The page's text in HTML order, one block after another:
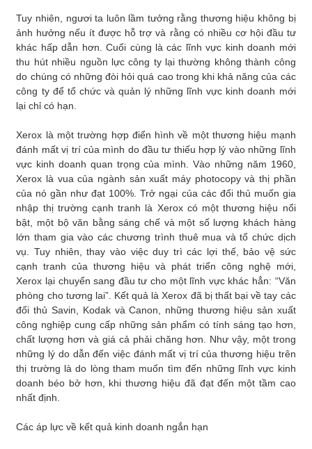
Tuy nhiên, ngươi ta luôn lầm tưởng rằng thương hiệu không bị
ảnh hưởng nếu ít được hỗ trợ và rằng có nhiều cơ hội đầu tư
khác hấp dẫn hơn. Cuối cùng là các lĩnh vực kinh doanh mới
thu hút nhiều nguồn lực công ty lại thường không thành công
do chúng có những đòi hỏi quá cao trong khi khả năng của các
công ty để tổ chức và quản lý những lĩnh vực kinh doanh mới
lại chỉ có hạn.
Xerox là một trường hợp điển hình về một thương hiệu mạnh
đánh mất vị trí của mình do đầu tư thiếu hợp lý vào những lĩnh
vực kinh doanh quan trọng của mình. Vào những năm 1960,
Xerox là vua của ngành sản xuất máy photocopy và thị phần
của nó gần như đạt 100%. Trở ngại của các đối thủ muốn gia
nhập thị trường cạnh tranh là Xerox có một thương hiệu nổi
bật, một bộ văn bằng sáng chế và một số lượng khách hàng
lớn tham gia vào các chương trình thuê mua và tổ chức dịch
vụ. Tuy nhiên, thay vào việc duy trì các lợi thế, bảo vệ sức
cạnh tranh của thương hiệu và phát triển công nghệ mới,
Xerox lại chuyển sang đầu tư cho một lĩnh vực khác hẳn: “Văn
phòng cho tương lai”. Kết quả là Xerox đã bị thất bại về tay các
đối thủ Savin, Kodak và Canon, những thương hiệu sản xuất
công nghiệp cung cấp những sản phẩm có tính sáng tạo hơn,
chất lượng hơn và giá cả phải chăng hơn. Như vậy, một trong
những lý do dẫn đến việc đánh mất vị trí của thương hiệu trên
thị trường là do lòng tham muốn tìm đến những lĩnh vực kinh
doanh béo bở hơn, khi thương hiệu đã đạt đến một tầm cao
nhất định.
Các áp lực về kết quả kinh doanh ngắn hạn